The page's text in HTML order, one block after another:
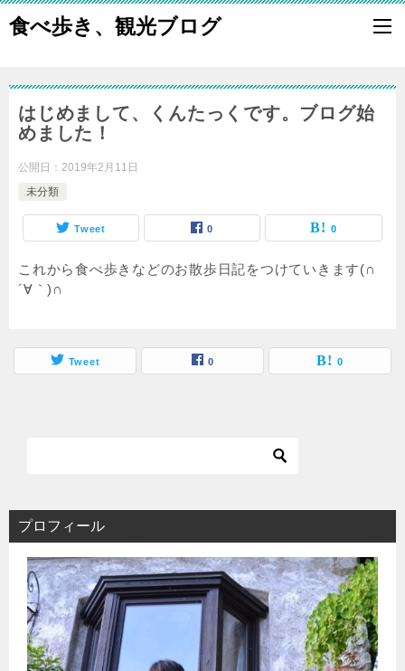
食べ歩き、観光ブログ
はじめまして、くんたっくです。ブログ始
めました！
公開日： 2019年2月11日
未分類
Tweet 0 0
これから食べ歩きなどのお散歩日記をつけていきます(∩
´∀｀)∩
Tweet 0 0
プロフィール